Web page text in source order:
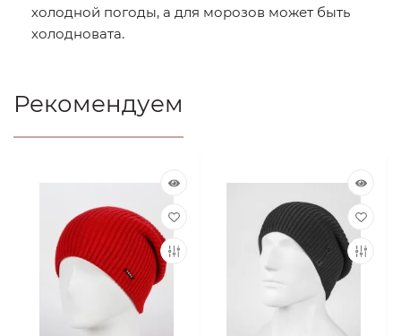
холодной погоды, а для морозов может быть
холодновата.
Рекомендуем